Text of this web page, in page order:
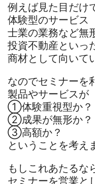
例えば見た目だけ
体験型のサービス
士業の業務など無
投資不動産といっ
商材として向いて
なのでセミナーを
製品やサービスが
①体験重視型か？
②成果が無形か？
③高額か？
ということを考え
もしこれあたるな
セミナーを営業と